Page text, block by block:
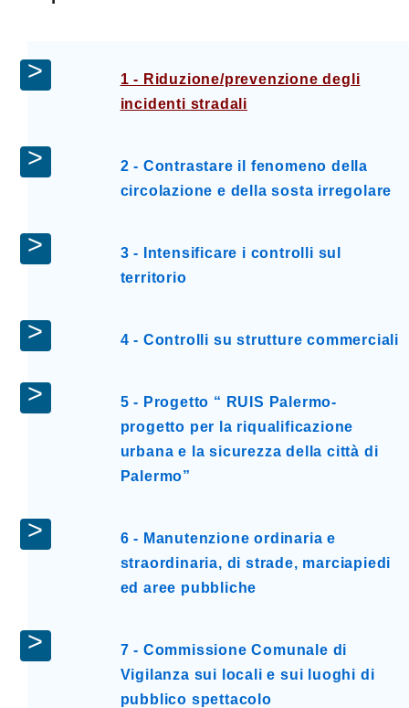
1 - Riduzione/prevenzione degli
incidenti stradali
2 - Contrastare il fenomeno della
circolazione e della sosta irregolare
3 - Intensificare i controlli sul
territorio
4 - Controlli su strutture commerciali
5 - Progetto “ RUIS Palermo-
progetto per la riqualificazione
urbana e la sicurezza della città di
Palermo”
6 - Manutenzione ordinaria e
straordinaria, di strade, marciapiedi
ed aree pubbliche
7 - Commissione Comunale di
Vigilanza sui locali e sui luoghi di
pubblico spettacolo